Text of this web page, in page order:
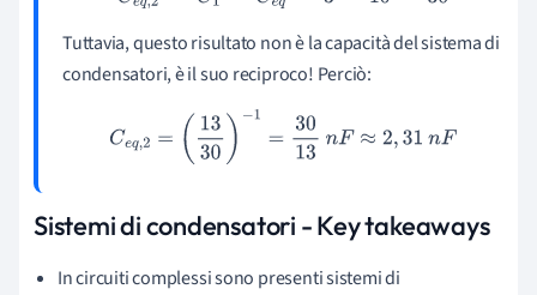
Tuttavia, questo risultato non è la capacità del sistema di
condensatori, è il suo reciproco! Perciò:
q, 2=(1330 ) 3013 F≈ 31n F
Sistemi di condensatori - Key takeaways
In circuiti complessi sono presenti sistemi di